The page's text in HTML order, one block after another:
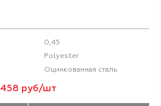
0,45
Polyester
Оцинкованная сталь
458 руб/шт